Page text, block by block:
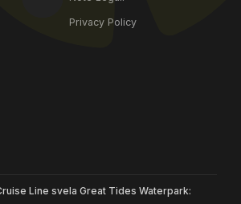
Privacy Policy
Line svela Great Tides Waterpark: